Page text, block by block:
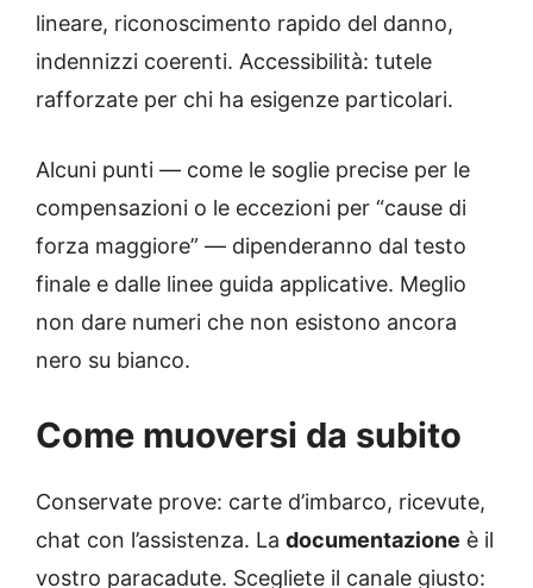
lineare, riconoscimento rapido del danno,
indennizzi coerenti. Accessibilità: tutele
rafforzate per chi ha esigenze particolari.
Alcuni punti — come le soglie precise per le
compensazioni o le eccezioni per “cause di
forza maggiore” — dipenderanno dal testo
finale e dalle linee guida applicative. Meglio
non dare numeri che non esistono ancora
nero su bianco.
Come muoversi da subito
Conservate prove: carte d’imbarco, ricevute,
chat con l’assistenza. La documentazione è il
vostro paracadute. Scegliete il canale giusto: